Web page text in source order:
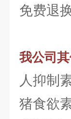
免费退
我公司
人抑制
猪食欲